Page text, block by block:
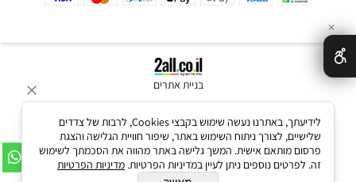
בניית אתרים
✕
לידיעתך, באתרנו נעשה שימוש בקבצי Cookies, לרבות של צדדים
שלישיים, לצורך ניתוח השימוש באתר, שיפור חוויית הגלישה והצגת
פרסום מותאם אישית. המשך גלישה באתר מהווה את הסכמתך לשימוש
זה. לפרטים נוספים ניתן לעיין במדיניות הפרטיות. מדיניות הפרטיות